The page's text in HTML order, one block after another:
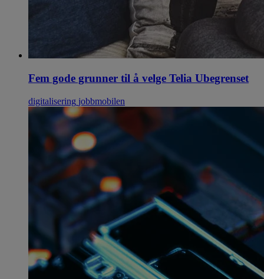
Fem gode grunner til å velge Telia Ubegrenset
digitalisering jobbmobilen